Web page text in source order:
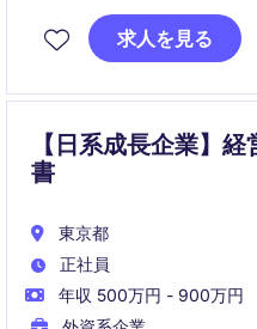
上に貢献していただきます
求人を見る
【日系成長企業】
書
東京都
正社員
年収 500万円 - 900万円